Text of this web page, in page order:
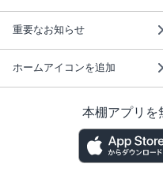
重要なお知らせ
ホームアイコンを追加
本棚アプリを